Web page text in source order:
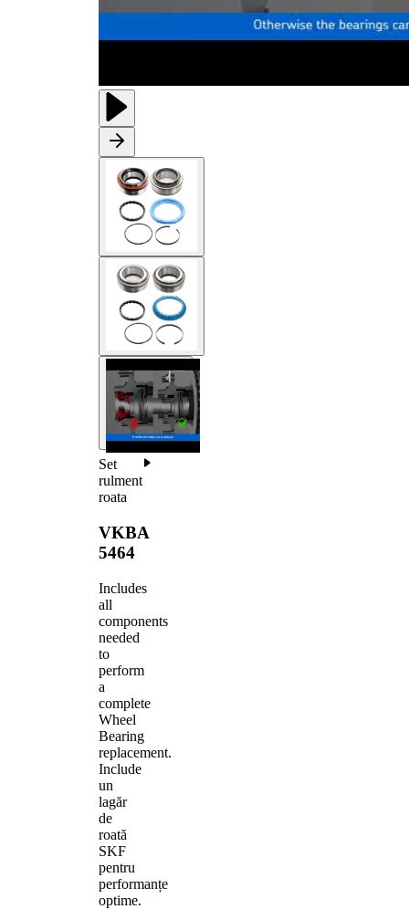
Set
rulment
roata
VKBA
5464
Includes
all
components
needed
to
perform
a
complete
Wheel
Bearing
replacement.
Include
un
lagăr
de
roată
SKF
pentru
performanțe
optime.